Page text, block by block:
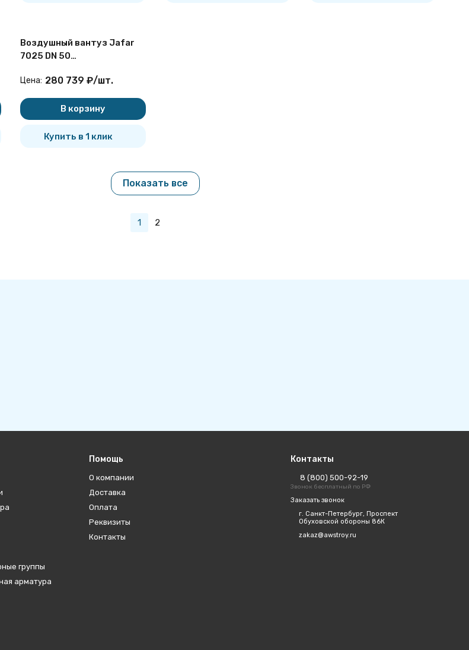
Воздушный вантуз Jafar
7025 DN 50
канализационный
Цена: 280 739 ₽/шт.
В корзину
Купить в 1 клик
Показать все
1 2
группы
арматура
Помощь
О компании
Доставка
Оплата
Реквизиты
Контакты
Контакты
8 (800) 500-92-19
Звонок бесплатный по РФ
Заказать звонок
г. Санкт-Петербург, Проспект
Обуховской обороны 86К
zakaz@awstroy.ru